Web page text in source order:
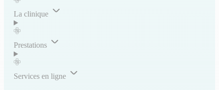
La clinique
Prestations
Services en ligne